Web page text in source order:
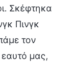
Σκέφτηκα
Πινγκ
τον
μας,